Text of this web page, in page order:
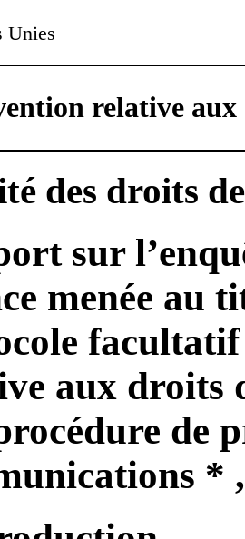
Unies
relative
des droits
sur
menée au
aux droits
de
*